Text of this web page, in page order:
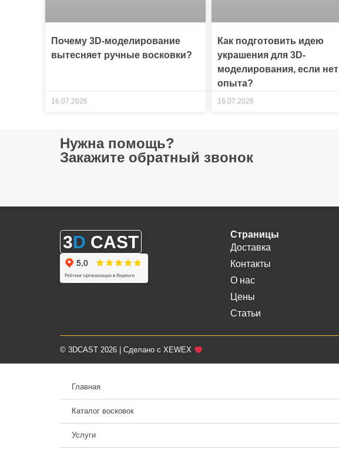
Почему 3D-моделирование
вытесняет ручные восковки?
16.07.2026
Как подготовить идею
украшения для 3D-
моделирования, если нет
опыта?
16.07.2026
Нужна помощь?
Закажите обратный звонок
3D CAST
Страницы
Доставка
Контакты
О нас
Цены
Статьи
© 3DCAST 2026 | Сделано с XEWEX
Главная
Каталог восковок
Услуги